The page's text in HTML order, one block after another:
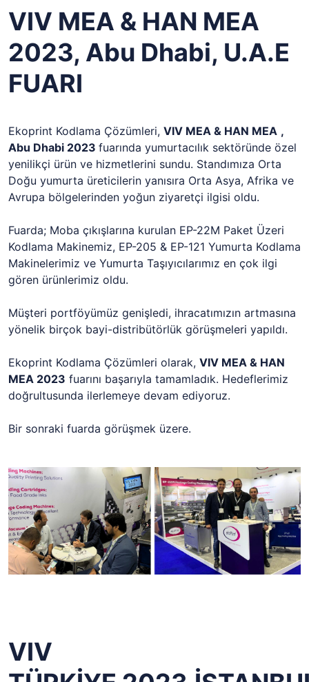
VIV MEA & HAN MEA
2023, Abu Dhabi, U.A.E
FUARI
Ekoprint Kodlama Çözümleri, VIV MEA & HAN MEA ,
Abu Dhabi 2023 fuarında yumurtacılık sektöründe özel
yenilikçi ürün ve hizmetlerini sundu. Standımıza Orta
Doğu yumurta üreticilerin yanısıra Orta Asya, Afrika ve
Avrupa bölgelerinden yoğun ziyaretçi ilgisi oldu.
Fuarda; Moba çıkışlarına kurulan EP-22M Paket Üzeri
Kodlama Makinemiz, EP-205 & EP-121 Yumurta Kodlama
Makinelerimiz ve Yumurta Taşıyıcılarımız en çok ilgi
gören ürünlerimiz oldu.
Müşteri portföyümüz genişledi, ihracatımızın artmasına
yönelik birçok bayi-distribütörlük görüşmeleri yapıldı.
Ekoprint Kodlama Çözümleri olarak, VIV MEA & HAN
MEA 2023 fuarını başarıyla tamamladık. Hedeflerimiz
doğrultusunda ilerlemeye devam ediyoruz.
Bir sonraki fuarda görüşmek üzere.
VIV